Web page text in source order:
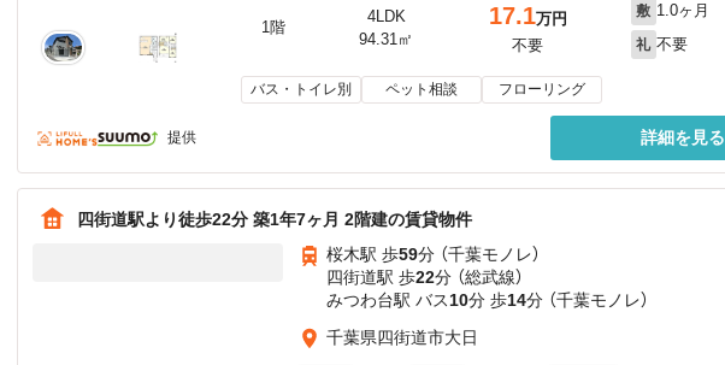
1階
4LDK
94.31㎡
17.1万円
不要
敷 1.0ヶ月
礼 不要
バス・トイレ別 ペット相談 フローリング
提供 詳細を見る
四街道駅より徒歩22分 築1年7ヶ月 2階建の賃貸物件
桜木駅 歩59分 （千葉モノレ）
四街道駅 歩22分 （総武線）
みつわ台駅 バス10分 歩14分 （千葉モノレ）
千葉県四街道市大日